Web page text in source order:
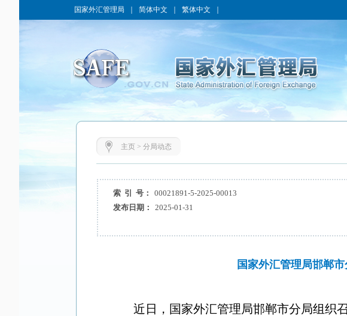
国家外汇管理局 简体中文 繁体中文
主页> 分局动态
索 引 号： 00021891-5-2025-00013
发布日期：
2025-01-31
国家外汇管理局邯郸
近日，国家外汇管理局邯郸市分局组织